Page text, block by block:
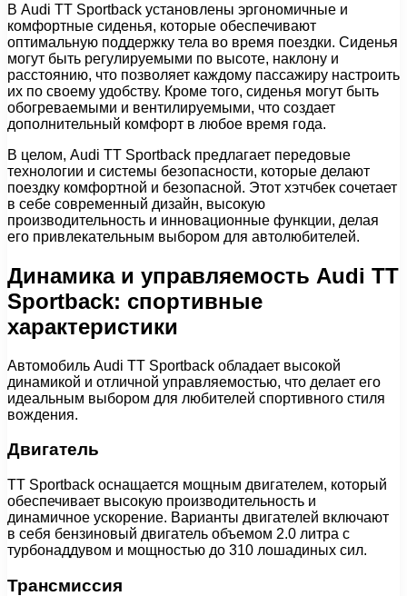
В Audi TT Sportback установлены эргономичные и
комфортные сиденья, которые обеспечивают
оптимальную поддержку тела во время поездки. Сиденья
могут быть регулируемыми по высоте, наклону и
расстоянию, что позволяет каждому пассажиру настроить
их по своему удобству. Кроме того, сиденья могут быть
обогреваемыми и вентилируемыми, что создает
дополнительный комфорт в любое время года.
В целом, Audi TT Sportback предлагает передовые
технологии и системы безопасности, которые делают
поездку комфортной и безопасной. Этот хэтчбек сочетает
в себе современный дизайн, высокую
производительность и инновационные функции, делая
его привлекательным выбором для автолюбителей.
Динамика и управляемость Audi TT
Sportback: спортивные
характеристики
Автомобиль Audi TT Sportback обладает высокой
динамикой и отличной управляемостью, что делает его
идеальным выбором для любителей спортивного стиля
вождения.
Двигатель
TT Sportback оснащается мощным двигателем, который
обеспечивает высокую производительность и
динамичное ускорение. Варианты двигателей включают
в себя бензиновый двигатель объемом 2.0 литра с
турбонаддувом и мощностью до 310 лошадиных сил.
Трансмиссия